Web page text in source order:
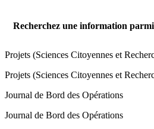
Recherchez une information parmi
Projets (Sciences Citoyennes et
Projets (Sciences Citoyennes et
Journal de Bord des Opérations
Journal de Bord des Opérations